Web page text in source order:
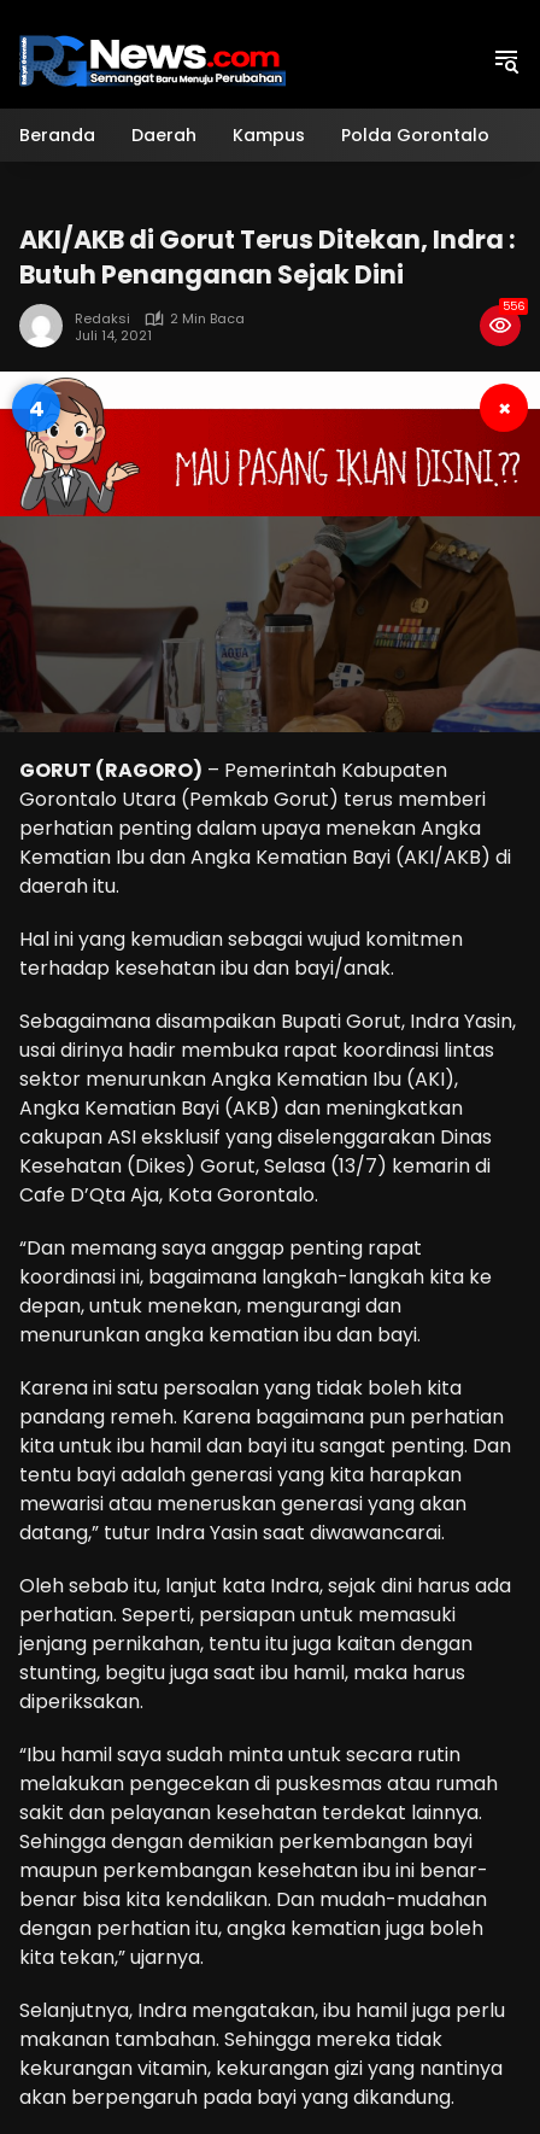
konten
Beranda Daerah Kampus Polda Gorontalo
AKI/AKB di Gorut Terus Ditekan, Indra :
Butuh Penanganan Sejak Dini
Redaksi
2 Min Baca
Juli 14, 2021
556
3 ×
GORUT (RAGORO) – Pemerintah Kabupaten
Gorontalo Utara (Pemkab Gorut) terus memberi
perhatian penting dalam upaya menekan Angka
Kematian Ibu dan Angka Kematian Bayi (AKI/AKB) di
daerah itu.
Hal ini yang kemudian sebagai wujud komitmen
terhadap kesehatan ibu dan bayi/anak.
Sebagaimana disampaikan Bupati Gorut, Indra Yasin,
usai dirinya hadir membuka rapat koordinasi lintas
sektor menurunkan Angka Kematian Ibu (AKI),
Angka Kematian Bayi (AKB) dan meningkatkan
cakupan ASI eksklusif yang diselenggarakan Dinas
Kesehatan (Dikes) Gorut, Selasa (13/7) kemarin di
Cafe D’Qta Aja, Kota Gorontalo.
“Dan memang saya anggap penting rapat
koordinasi ini, bagaimana langkah-langkah kita ke
depan, untuk menekan, mengurangi dan
menurunkan angka kematian ibu dan bayi.
Karena ini satu persoalan yang tidak boleh kita
pandang remeh. Karena bagaimana pun perhatian
kita untuk ibu hamil dan bayi itu sangat penting. Dan
tentu bayi adalah generasi yang kita harapkan
mewarisi atau meneruskan generasi yang akan
datang,” tutur Indra Yasin saat diwawancarai.
Oleh sebab itu, lanjut kata Indra, sejak dini harus ada
perhatian. Seperti, persiapan untuk memasuki
jenjang pernikahan, tentu itu juga kaitan dengan
stunting, begitu juga saat ibu hamil, maka harus
diperiksakan.
“Ibu hamil saya sudah minta untuk secara rutin
melakukan pengecekan di puskesmas atau rumah
sakit dan pelayanan kesehatan terdekat lainnya.
Sehingga dengan demikian perkembangan bayi
maupun perkembangan kesehatan ibu ini benar-
benar bisa kita kendalikan. Dan mudah-mudahan
dengan perhatian itu, angka kematian juga boleh
kita tekan,” ujarnya.
Selanjutnya, Indra mengatakan, ibu hamil juga perlu
makanan tambahan. Sehingga mereka tidak
kekurangan vitamin, kekurangan gizi yang nantinya
akan berpengaruh pada bayi yang dikandung.